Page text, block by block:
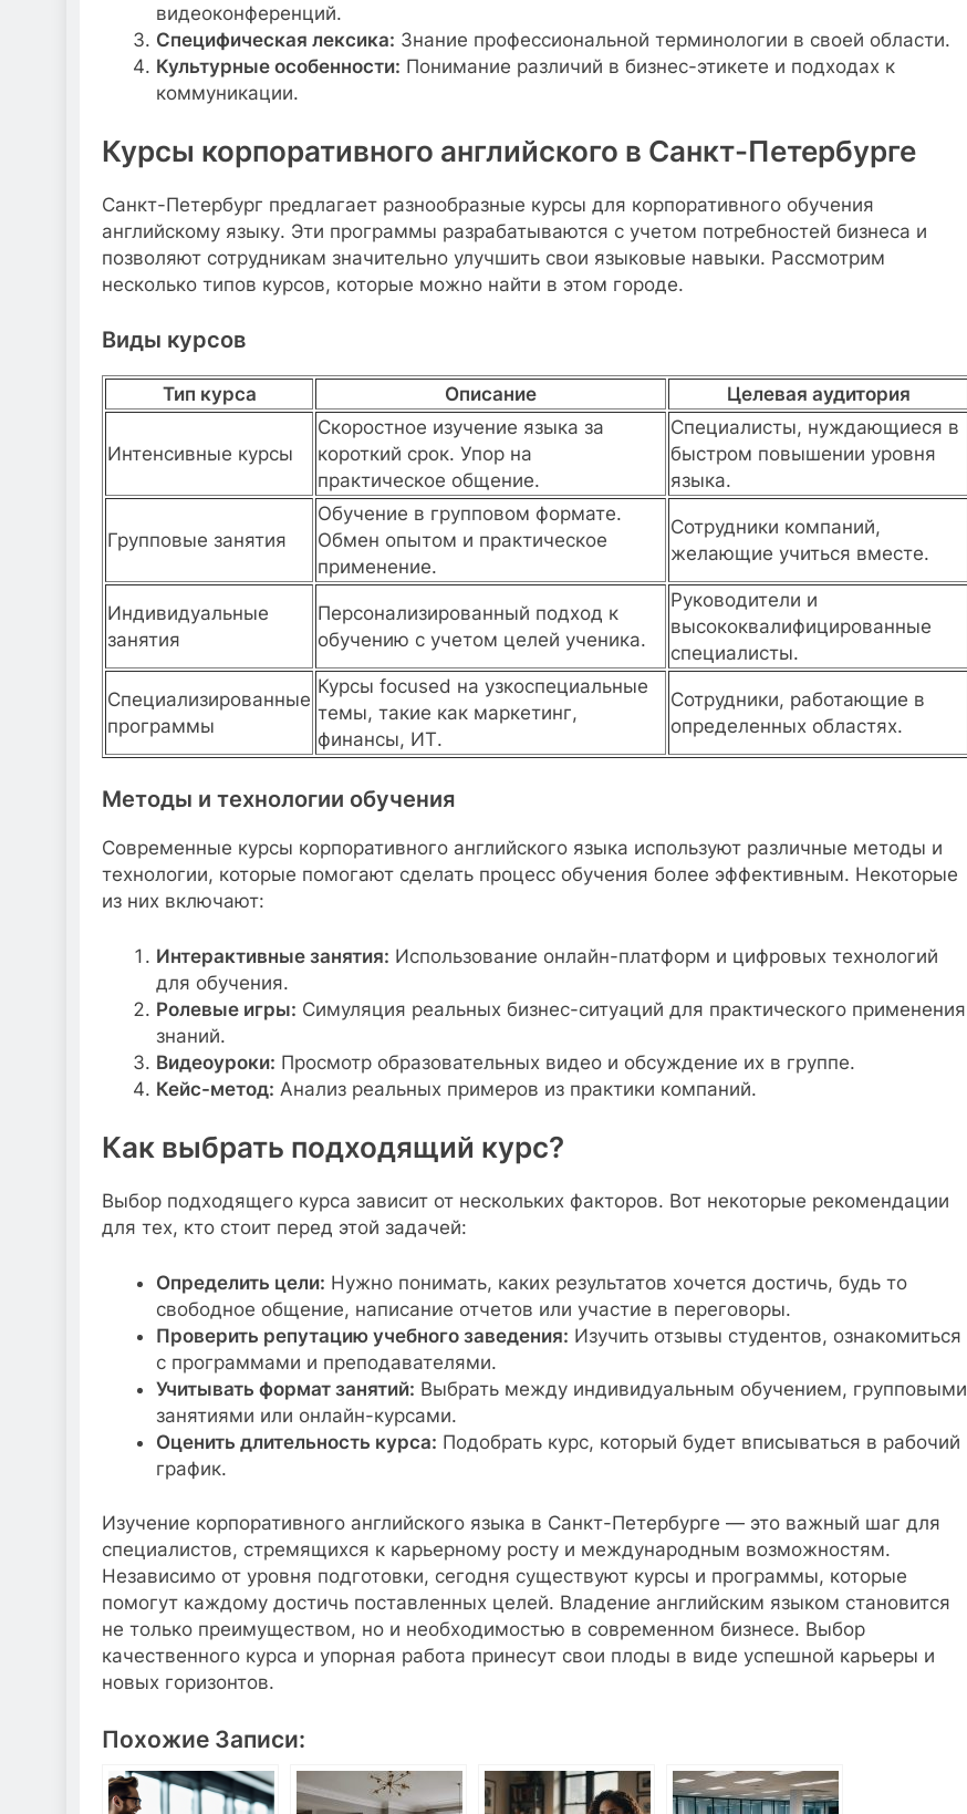
видеоконференций.
Специфическая лексика: Знание профессиональной терминологии в своей области.
Культурные особенности: Понимание различий в бизнес-этикете и подходах к
коммуникации.
Курсы корпоративного английского в Санкт-Петербурге
Санкт-Петербург предлагает разнообразные курсы для корпоративного обучения
английскому языку. Эти программы разрабатываются с учетом потребностей бизнеса и
позволяют сотрудникам значительно улучшить свои языковые навыки. Рассмотрим
несколько типов курсов, которые можно найти в этом городе.
Виды курсов
Тип курса Описание Целевая аудитория
Интенсивные курсы
Скоростное изучение языка за
короткий срок. Упор на
практическое общение.
Специалисты, нуждающиеся в
быстром повышении уровня
языка.
Групповые занятия
Обучение в групповом формате.
Обмен опытом и практическое
применение.
Сотрудники компаний,
желающие учиться вместе.
Индивидуальные
занятия
Персонализированный подход к
обучению с учетом целей ученика.
Руководители и
высококвалифицированные
специалисты.
Специализированные
программы
Курсы focused на узкоспециальные
темы, такие как маркетинг,
финансы, ИТ.
Сотрудники, работающие в
определенных областях.
Методы и технологии обучения
Современные курсы корпоративного английского языка используют различные методы и
технологии, которые помогают сделать процесс обучения более эффективным. Некоторые
из них включают:
Интерактивные занятия: Использование онлайн-платформ и цифровых технологий
для обучения.
Ролевые игры: Симуляция реальных бизнес-ситуаций для практического применения
знаний.
Видеоуроки: Просмотр образовательных видео и обсуждение их в группе.
Кейс-метод: Анализ реальных примеров из практики компаний.
Как выбрать подходящий курс?
Выбор подходящего курса зависит от нескольких факторов. Вот некоторые рекомендации
для тех, кто стоит перед этой задачей:
Определить цели: Нужно понимать, каких результатов хочется достичь, будь то
свободное общение, написание отчетов или участие в переговоры.
Проверить репутацию учебного заведения: Изучить отзывы студентов, ознакомиться
с программами и преподавателями.
Учитывать формат занятий: Выбрать между индивидуальным обучением, групповыми
занятиями или онлайн-курсами.
Оценить длительность курса: Подобрать курс, который будет вписываться в рабочий
график.
Изучение корпоративного английского языка в Санкт-Петербурге — это важный шаг для
специалистов, стремящихся к карьерному росту и международным возможностям.
Независимо от уровня подготовки, сегодня существуют курсы и программы, которые
помогут каждому достичь поставленных целей. Владение английским языком становится
не только преимуществом, но и необходимостью в современном бизнесе. Выбор
качественного курса и упорная работа принесут свои плоды в виде успешной карьеры и
новых горизонтов.
Похожие Записи: